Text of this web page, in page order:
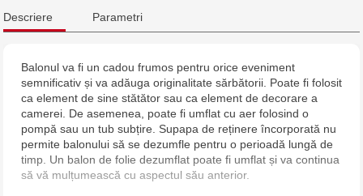
Crafti Botanica - bd. Decebal, 139
Crafti Buiucani - str. Alba Iulia, 77/18
Crafti Ciocana - str. Alecu Russo, 61/6
Crafti Riscani - bd. Moscova, 2
Descriere Parametri
Balonul va fi un cadou frumos pentru orice eveniment
semnificativ și va adăuga originalitate sărbătorii. Poate fi folosit
ca element de sine stătător sau ca element de decorare a
camerei. De asemenea, poate fi umflat cu aer folosind o
pompă sau un tub subțire. Supapa de reținere încorporată nu
permite balonului să se dezumfle pentru o perioadă lungă de
timp. Un balon de folie dezumflat poate fi umflat și va continua
să vă mulțumească cu aspectul său anterior.